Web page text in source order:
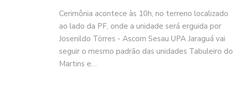
Cerimônia acontece às 10h, no terreno localizado
ao lado da PF, onde a unidade será erguida por
Josenildo Törres - Ascom Sesau UPA Jaraguá vai
seguir o mesmo padrão das unidades Tabuleiro do
Martins e…